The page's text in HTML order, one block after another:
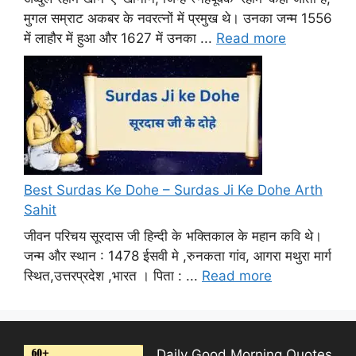
मुगल सम्राट अकबर के नवरत्नों में प्रमुख थे। उनका जन्म 1556
में लाहौर में हुआ और 1627 में उनका ... Read more
Best Surdas Ke Dohe – Surdas Ji Ke Dohe Arth
Sahit
जीवन परिचय सूरदास जी हिन्दी के भक्तिकाल के महान कवि थे।
जन्म और स्थान : 1478 ईसवी मे ,रुनकता गांव, आगरा मथुरा मार्ग
स्थित,उत्तरप्रदेश ,भारत । पिता : ... Read more